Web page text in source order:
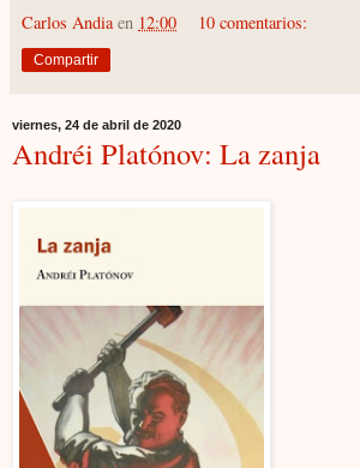
Carlos Andia en 12:00 10 comentarios:
Compartir
viernes, 24 de abril de 2020
Andréi Platónov: La zanja